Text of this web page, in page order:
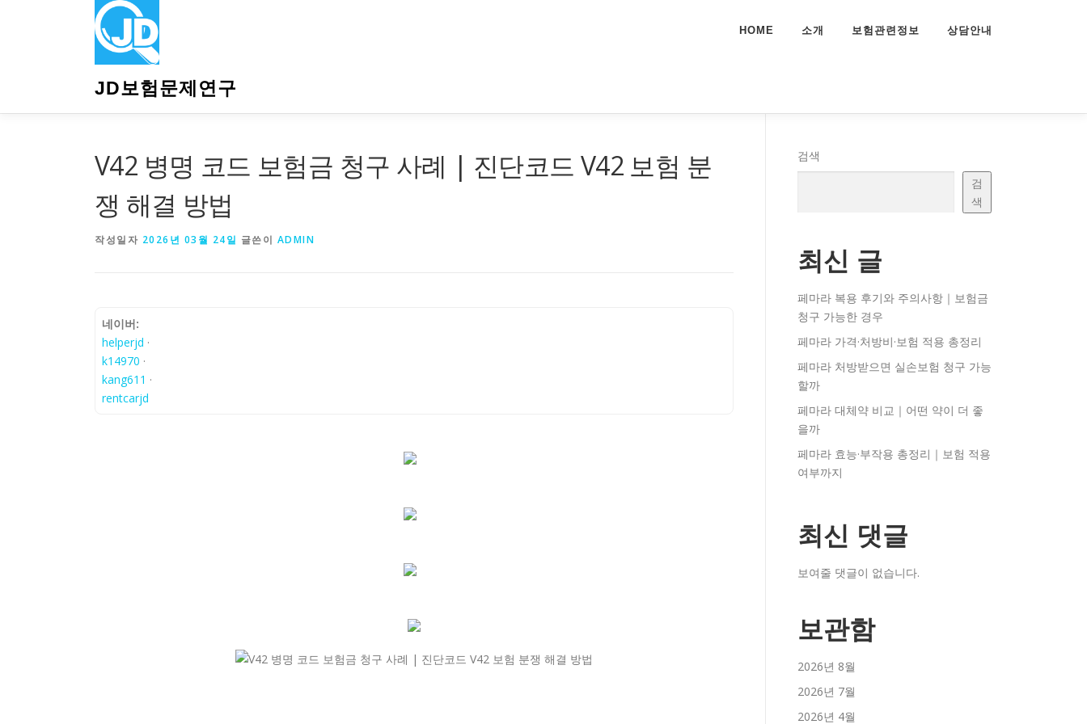
JD보험문제연구
HOME 소개 보험관련정보 상담안내
V42 병명 코드 보험금 청구 사례 | 진단코드 V42 보험 분
쟁 해결 방법
작성일자 2026년 03월 24일 글쓴이 ADMIN
네이버:
helperjd ·
k14970 ·
kang611 ·
rentcarjd
검색
검
색
최신 글
페마라 복용 후기와 주의사항｜보험금
청구 가능한 경우
페마라 가격·처방비·보험 적용 총정리
페마라 처방받으면 실손보험 청구 가능
할까
페마라 대체약 비교｜어떤 약이 더 좋
을까
페마라 효능·부작용 총정리｜보험 적용
여부까지
최신 댓글
보여줄 댓글이 없습니다.
보관함
2026년 8월
2026년 7월
2026년 4월